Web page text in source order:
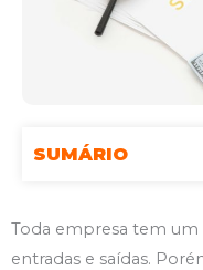
SUMÁRIO
Toda empresa tem um
entradas e saídas.